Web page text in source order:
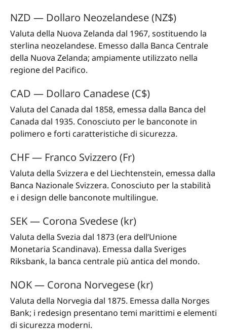
NZD — Dollaro Neozelandese (NZ$)
Valuta della Nuova Zelanda dal 1967, sostituendo la
sterlina neozelandese. Emesso dalla Banca Centrale
della Nuova Zelanda; ampiamente utilizzato nella
regione del Pacifico.
CAD — Dollaro Canadese (C$)
Valuta del Canada dal 1858, emessa dalla Banca del
Canada dal 1935. Conosciuto per le banconote in
polimero e forti caratteristiche di sicurezza.
CHF — Franco Svizzero (Fr)
Valuta della Svizzera e del Liechtenstein, emessa dalla
Banca Nazionale Svizzera. Conosciuto per la stabilità
e i design delle banconote multilingue.
SEK — Corona Svedese (kr)
Valuta della Svezia dal 1873 (era dell’Unione
Monetaria Scandinava). Emessa dalla Sveriges
Riksbank, la banca centrale più antica del mondo.
NOK — Corona Norvegese (kr)
Valuta della Norvegia dal 1875. Emessa dalla Norges
Bank; i redesign presentano temi marittimi e elementi
di sicurezza moderni.